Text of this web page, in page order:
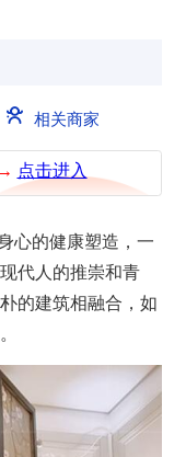
相关商家
心的健康塑造，一
代人的推崇和青
的建筑相融合，如